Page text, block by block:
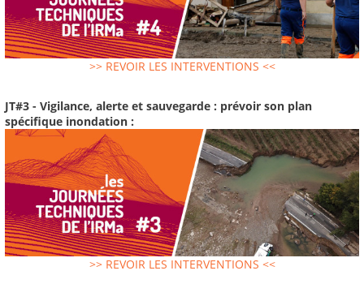
>> REVOIR LES INTERVENTIONS <<
JT#3 - Vigilance, alerte et sauvegarde : prévoir son plan
spécifique inondation :
>> REVOIR LES INTERVENTIONS <<